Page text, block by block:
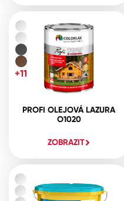
PROFI OLEJOVÁ LAZURA
O1020
ZOBRAZIT
+11